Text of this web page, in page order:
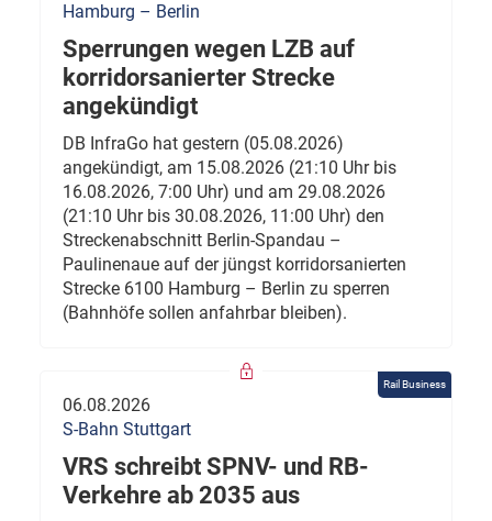
Hamburg – Berlin
Sperrungen wegen LZB auf
korridorsanierter Strecke
angekündigt
DB InfraGo hat gestern (05.08.2026)
angekündigt, am 15.08.2026 (21:10 Uhr bis
16.08.2026, 7:00 Uhr) und am 29.08.2026
(21:10 Uhr bis 30.08.2026, 11:00 Uhr) den
Streckenabschnitt Berlin-Spandau –
Paulinenaue auf der jüngst korridorsanierten
Strecke 6100 Hamburg – Berlin zu sperren
(Bahnhöfe sollen anfahrbar bleiben).
Rail Business
06.08.2026
S-Bahn Stuttgart
VRS schreibt SPNV- und RB-
Verkehre ab 2035 aus